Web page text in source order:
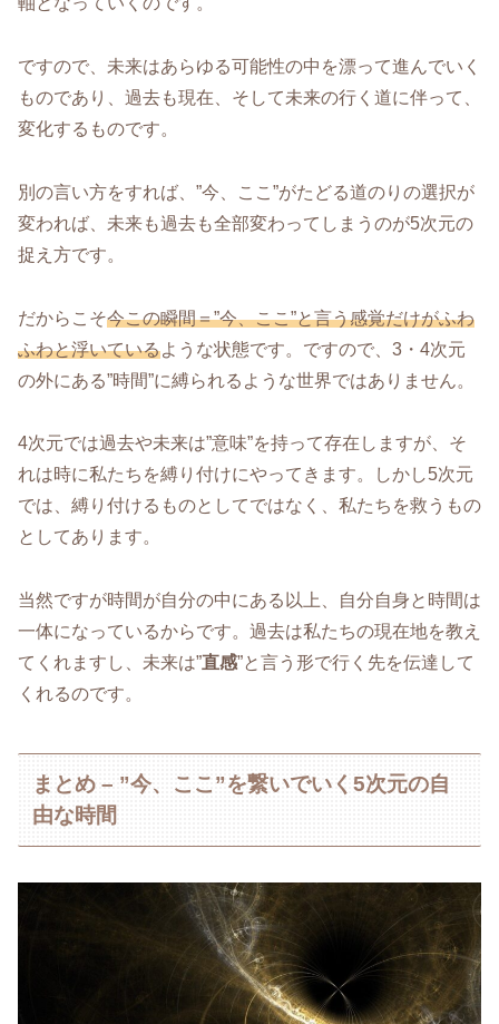
ですので、未来はあらゆる可能性の中を漂って進んでいく
ものであり、過去も現在、そして未来の行く道に伴って、
変化するものです。
別の言い方をすれば、”今、ここ”がたどる道のりの選択が
変われば、未来も過去も全部変わってしまうのが5次元の
捉え方です。
だからこそ今この瞬間＝”今、ここ”と言う感覚だけがふわ
ふわと浮いているような状態です。ですので、3・4次元
の外にある”時間”に縛られるような世界ではありません。
4次元では過去や未来は”意味”を持って存在しますが、そ
れは時に私たちを縛り付けにやってきます。しかし5次元
では、縛り付けるものとしてではなく、私たちを救うもの
としてあります。
当然ですが時間が自分の中にある以上、自分自身と時間は
一体になっているからです。過去は私たちの現在地を教え
てくれますし、未来は”直感”と言う形で行く先を伝達して
くれるのです。
まとめ – ”今、ここ”を繋いでいく5次元の自
由な時間